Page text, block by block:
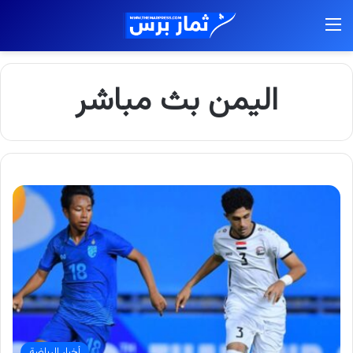
اليمن بث مباشر